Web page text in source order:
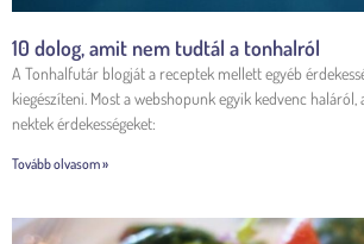
10 dolog, amit nem tudtál a tonhalról
A Tonhalfutár blogját a receptek mellett egyéb
kiegészíteni. Most a webshopunk egyik kedvenc
nektek érdekességeket:
Tovább olvasom »